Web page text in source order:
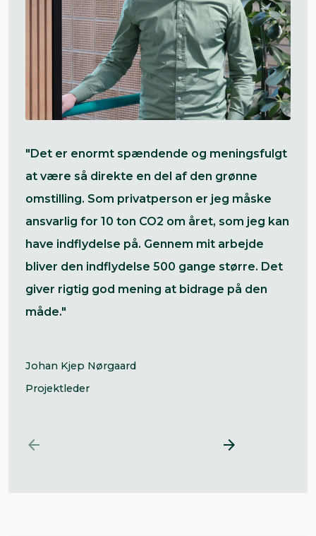
"Det er enormt spændende og meningsfulgt
at være så direkte en del af den grønne
omstilling. Som privatperson er jeg måske
ansvarlig for 10 ton CO2 om året, som jeg kan
have indflydelse på. Gennem mit arbejde
bliver den indflydelse 500 gange større. Det
giver rigtig god mening at bidrage på den
måde."
Johan Kjep Nørgaard
Projektleder

